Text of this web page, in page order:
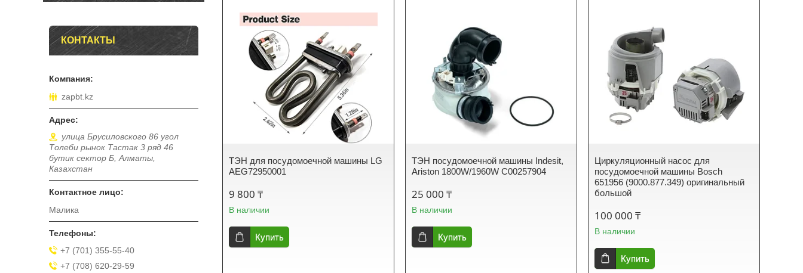
ТЭН для посудомоечной машины LG
AEG72950001
9 800 ₸
В наличии
Купить
ТЭН посудомоечной машины Indesit,
Ariston 1800W/1960W C00257904
25 000 ₸
В наличии
Купить
Циркуляционный насос для
посудомоечной машины Bosch
651956 (9000.877.349) оригинальный
большой
100 000 ₸
В наличии
Купить
КОНТАКТЫ
zapbt.kz
улица Брусиловского 86 угол
Толеби рынок Тастак 3 ряд 46
бутик сектор Б, Алматы,
Казахстан
Малика
+7 (701) 355-55-40
+7 (708) 620-29-59